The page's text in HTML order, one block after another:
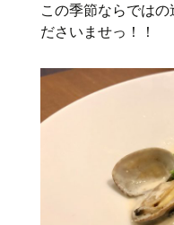
この季節ならでは
ださいませっ！！